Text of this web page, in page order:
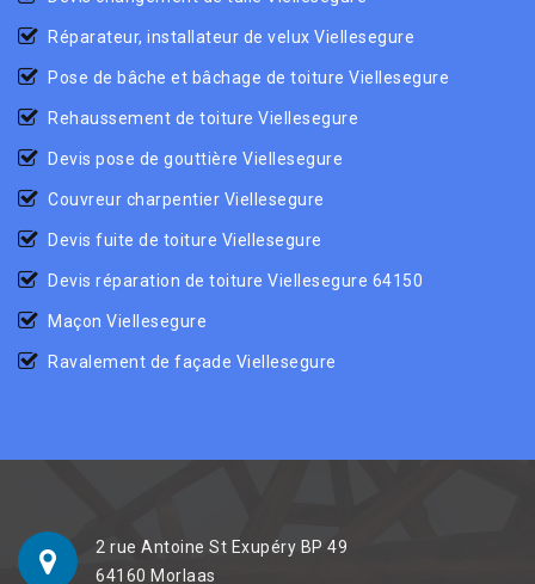
Réparateur, installateur de velux Viellesegure
Pose de bâche et bâchage de toiture Viellesegure
Rehaussement de toiture Viellesegure
Devis pose de gouttière Viellesegure
Couvreur charpentier Viellesegure
Devis fuite de toiture Viellesegure
Devis réparation de toiture Viellesegure 64150
Maçon Viellesegure
Ravalement de façade Viellesegure
2 rue Antoine St Exupéry BP 49
64160 Morlaas